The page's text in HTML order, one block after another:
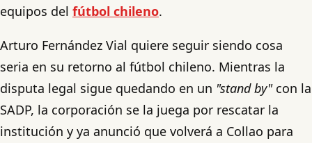
equipos del fútbol chileno.
Arturo Fernández Vial quiere seguir siendo cosa
seria en su retorno al fútbol chileno. Mientras la
disputa legal sigue quedando en un "stand by"con la
SADP, la corporación se la juega por rescatar la
institución y ya anunció que volverá a Collao para